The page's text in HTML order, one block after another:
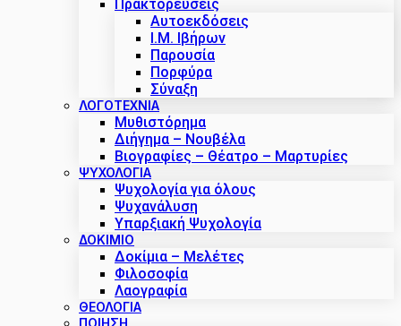
Πρακτoρεύσεις
Αυτοεκδόσεις
Ι.Μ. Ιβήρων
Παρουσία
Πορφύρα
Σύναξη
ΛΟΓΟΤΕΧΝΙΑ
Μυθιστόρημα
Διήγημα – Νουβέλα
Βιογραφίες – Θέατρο – Μαρτυρίες
ΨΥΧΟΛΟΓΙΑ
Ψυχολογία για όλους
Ψυχανάλυση
Υπαρξιακή Ψυχολογία
ΔΟΚΊΜΙΟ
Δοκίμια – Μελέτες
Φιλοσοφία
Λαογραφία
ΘΕΟΛΟΓΙΑ
ΠΟΙΗΣΗ